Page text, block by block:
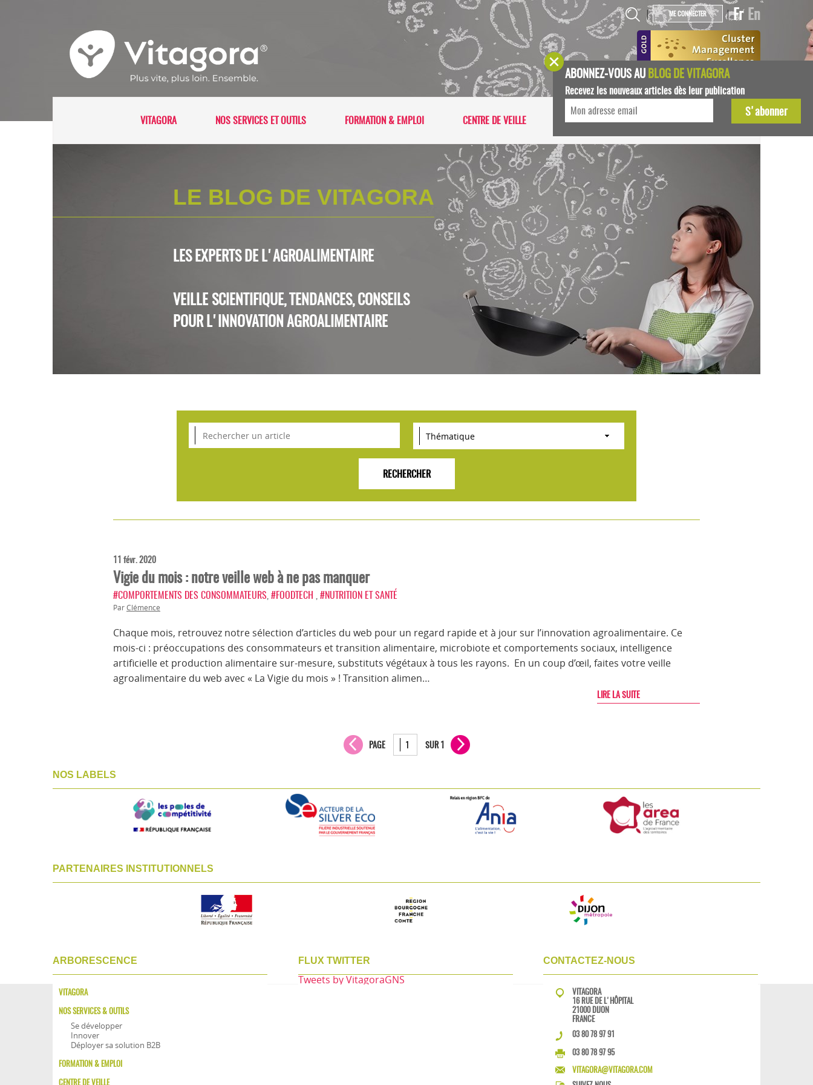
| ME CONNECTER |Fr En
VITAGORA NOS SERVICES ET OUTILS FORMATION & EMPLOI CENTRE DE VEILLE START-UPS AGENDA
LE BLOG DE VITAGORA
LES EXPERTS DE L'AGROALIMENTAIRE
VEILLE SCIENTIFIQUE, TENDANCES, CONSEILS
POUR L'INNOVATION AGROALIMENTAIRE
11 févr. 2020
Vigie du mois : notre veille web à ne pas manquer
#COMPORTEMENTS DES CONSOMMATEURS #FOODTECH #NUTRITION ET SANTÉ
ParClémence
Chaque mois, retrouvez notre sélection d’articles du web pour un regard rapide et à jour sur l’innovation agroalimentaire. Ce
mois-ci : préoccupations des consommateurs et transition alimentaire, microbiote et comportements sociaux, intelligence
artificielle et production alimentaire sur-mesure, substituts végétaux à tous les rayons. En un coup d’œil, faites votre veille
agroalimentaire du web avec « La Vigie du mois » ! Transition alimen…
LIRE LA SUITE
PAGE SUR 1
ABONNEZ-VOUS AUBLOG DE VITAGORA
Recevez les nouveaux articles dès leur publication
NOS LABELS
PARTENAIRES INSTITUTIONNELS
ARBORESCENCE
VITAGORA
NOS SERVICES & OUTILS
Se développer
Innover
Déployer sa solution B2B
FORMATION & EMPLOI
CENTRE DE VEILLE
FLUX TWITTER
Tweets by VitagoraGNS
CONTACTEZ-NOUS
VITAGORA
16 RUE DE L'HÔPITAL
21000 DIJON
FRANCE
03 80 78 97 91
03 80 78 97 95
VITAGORA@VITAGORA.COM